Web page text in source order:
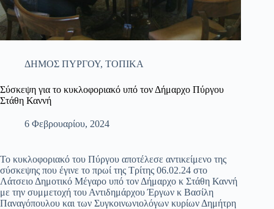
ΔΗΜΟΣ ΠΥΡΓΟΥ, ΤΟΠΙΚΑ
Σύσκεψη για το κυκλοφοριακό υπό τον Δήμαρχο Πύργου
Στάθη Καννή
6 Φεβρουαρίου, 2024
Το κυκλοφοριακό του Πύργου αποτέλεσε αντικείμενο της
σύσκεψης που έγινε το πρωί της Τρίτης 06.02.24 στο
Λάτσειο Δημοτικό Μέγαρο υπό τον Δήμαρχο κ Στάθη Καννή
με την συμμετοχή του Αντιδημάρχου Έργων κ Βασίλη
Παναγόπουλου και των Συγκοινωνιολόγων κυρίων Δημήτρη